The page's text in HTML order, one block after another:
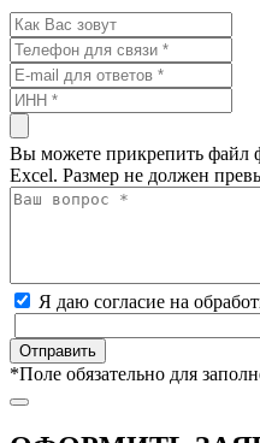
Вы можете прикрепить файл
Excel. Размер не должен
Я даю согласие на
*Поле обязательно для